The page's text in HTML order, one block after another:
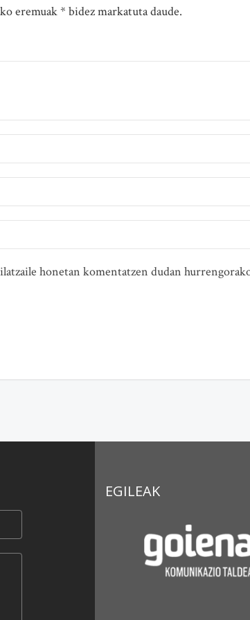
eremuak * bidez markatuta daude.
honetan komentatzen dudan
EGILEAK